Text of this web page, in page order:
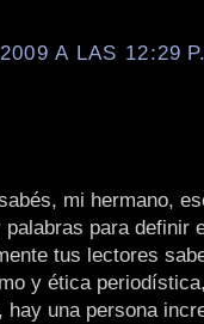
A LAS 12:29
mi hermano,
para definir
tus lectores
y ética
hay una persona